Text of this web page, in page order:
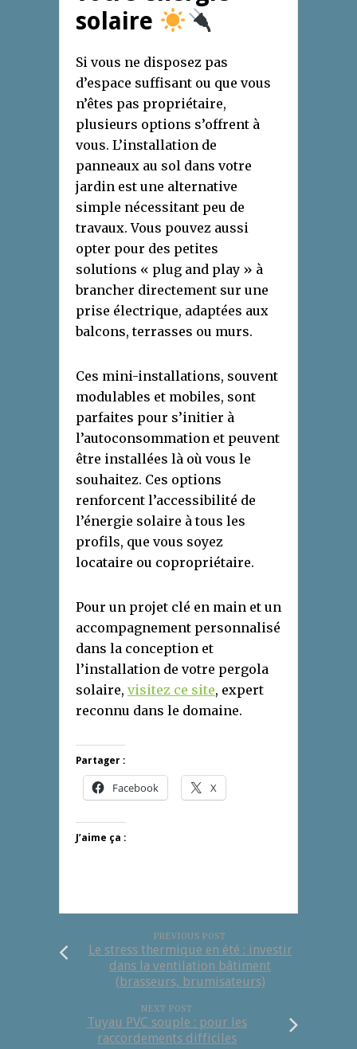
solaire
Si vous ne disposez pas
d’espace suffisant ou que vous
n’êtes pas propriétaire,
plusieurs options s’offrent à
vous. L’installation de
panneaux au sol dans votre
jardin est une alternative
simple nécessitant peu de
travaux. Vous pouvez aussi
opter pour des petites
solutions « plug and play » à
brancher directement sur une
prise électrique, adaptées aux
balcons, terrasses ou murs.
Ces mini-installations, souvent
modulables et mobiles, sont
parfaites pour s’initier à
l’autoconsommation et peuvent
être installées là où vous le
souhaitez. Ces options
renforcent l’accessibilité de
l’énergie solaire à tous les
profils, que vous soyez
locataire ou copropriétaire.
Pour un projet clé en main et un
accompagnement personnalisé
dans la conception et
l’installation de votre pergola
solaire, visitez ce site, expert
reconnu dans le domaine.
Partager :
Facebook X
J’aime ça :
PREVIOUS POST
Le stress thermique en été : investir
dans la ventilation bâtiment
(brasseurs, brumisateurs)
NEXT POST
Tuyau PVC souple : pour les
raccordements difficiles